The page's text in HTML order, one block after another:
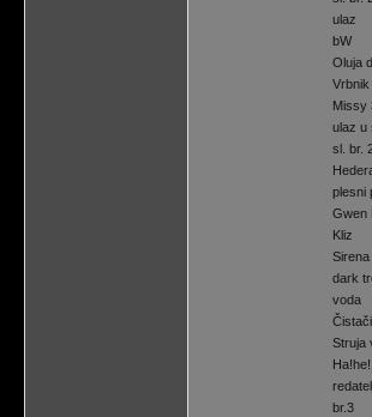
ulaz
bW
Oluja
Vrbnik
Missy
ulaz u
sl. br.
plesni
Gwen
Kliz
Sirena
dark
voda
Struja
Ha!he!
br.3